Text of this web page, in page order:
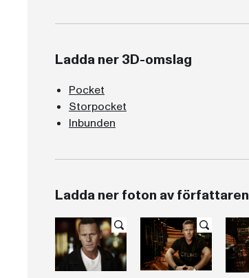
Ladda ner 3D-omslag
Pocket
Storpocket
Inbunden
Ladda ner foton av författaren